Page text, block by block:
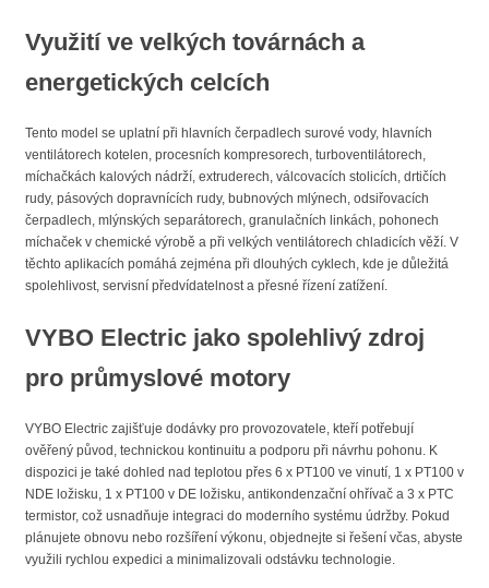
Využití ve velkých továrnách a
energetických celcích
Tento model se uplatní při hlavních čerpadlech surové vody, hlavních
ventilátorech kotelen, procesních kompresorech, turboventilátorech,
míchačkách kalových nádrží, extruderech, válcovacích stolicích, drtičích
rudy, pásových dopravnících rudy, bubnových mlýnech, odsiřovacích
čerpadlech, mlýnských separátorech, granulačních linkách, pohonech
míchaček v chemické výrobě a při velkých ventilátorech chladicích věží. V
těchto aplikacích pomáhá zejména při dlouhých cyklech, kde je důležitá
spolehlivost, servisní předvídatelnost a přesné řízení zatížení.
VYBO Electric jako spolehlivý zdroj
pro průmyslové motory
VYBO Electric zajišťuje dodávky pro provozovatele, kteří potřebují
ověřený původ, technickou kontinuitu a podporu při návrhu pohonu. K
dispozici je také dohled nad teplotou přes 6 x PT100 ve vinutí, 1 x PT100 v
NDE ložisku, 1 x PT100 v DE ložisku, antikondenzační ohřívač a 3 x PTC
termistor, což usnadňuje integraci do moderního systému údržby. Pokud
plánujete obnovu nebo rozšíření výkonu, objednejte si řešení včas, abyste
využili rychlou expedici a minimalizovali odstávku technologie.